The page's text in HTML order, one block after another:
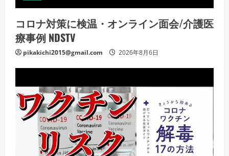
コロナ対策に検温・オンライン面会/介護医
療事例 NDSTV
pikakichi2015@gmail.com 2026年8月6日